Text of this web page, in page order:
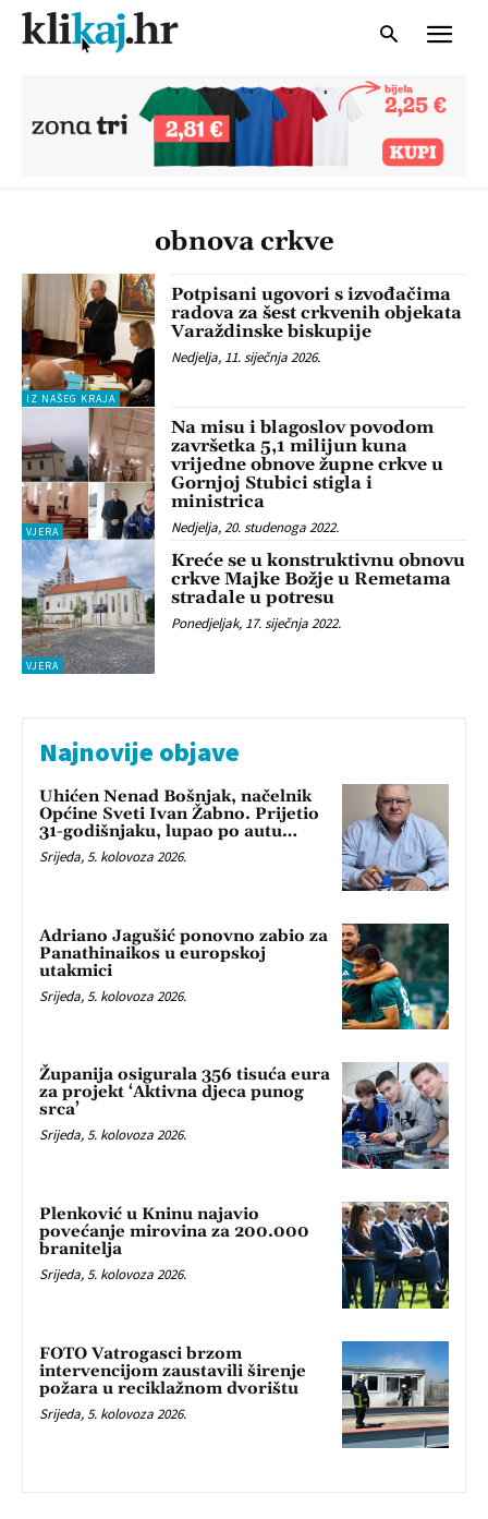
obnova crkve
IZ NAŠEG KRAJA
Potpisani ugovori s izvođačima
radova za šest crkvenih objekata
Varaždinske biskupije
Nedjelja, 11. siječnja 2026.
VJERA
Na misu i blagoslov povodom
završetka 5,1 milijun kuna
vrijedne obnove župne crkve u
Gornjoj Stubici stigla i
ministrica
Nedjelja, 20. studenoga 2022.
VJERA
Kreće se u konstruktivnu obnovu
crkve Majke Božje u Remetama
stradale u potresu
Ponedjeljak, 17. siječnja 2022.
Najnovije objave
Uhićen Nenad Bošnjak, načelnik
Općine Sveti Ivan Žabno. Prijetio
31-godišnjaku, lupao po autu…
Srijeda, 5. kolovoza 2026.
Adriano Jagušić ponovno zabio za
Panathinaikos u europskoj
utakmici
Srijeda, 5. kolovoza 2026.
Županija osigurala 356 tisuća eura
za projekt ‘Aktivna djeca punog
srca’
Srijeda, 5. kolovoza 2026.
Plenković u Kninu najavio
povećanje mirovina za 200.000
branitelja
Srijeda, 5. kolovoza 2026.
FOTO Vatrogasci brzom
intervencijom zaustavili širenje
požara u reciklažnom dvorištu
Srijeda, 5. kolovoza 2026.